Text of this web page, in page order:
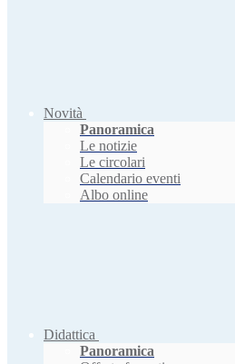
Novità
Panoramica
Le notizie
Le circolari
Calendario eventi
Albo online
Didattica
Panoramica